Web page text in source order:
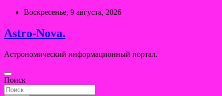
Перейти
содержимому
Воскресенье, 9 августа, 2026
Astro-Nova.
Астрономический информационный портал.
Поиск